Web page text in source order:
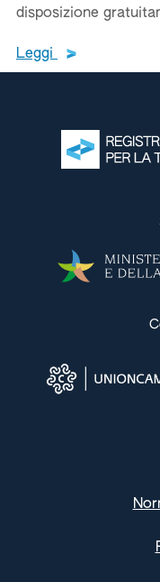
disposizione
Leggi Leggi tutto